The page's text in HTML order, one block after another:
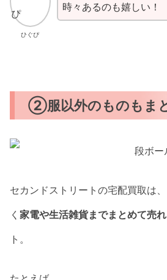
ひぐぴ
時々あるのも嬉しい！
②服以外のものもま
セカンドストリートの宅配買取は
く 家電や生活雑貨までまとめて売
ト。